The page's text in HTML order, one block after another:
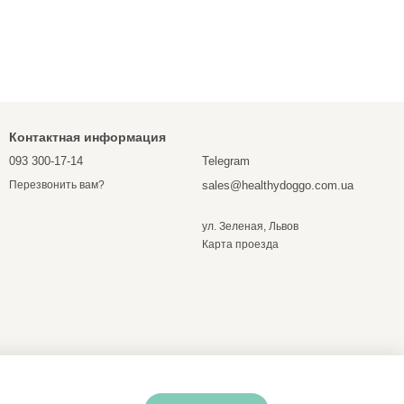
Контактная информация
093 300-17-14
Перезвонить вам?
Telegram
sales@healthydoggo.com.ua
ул. Зеленая, Львов
Карта проезда